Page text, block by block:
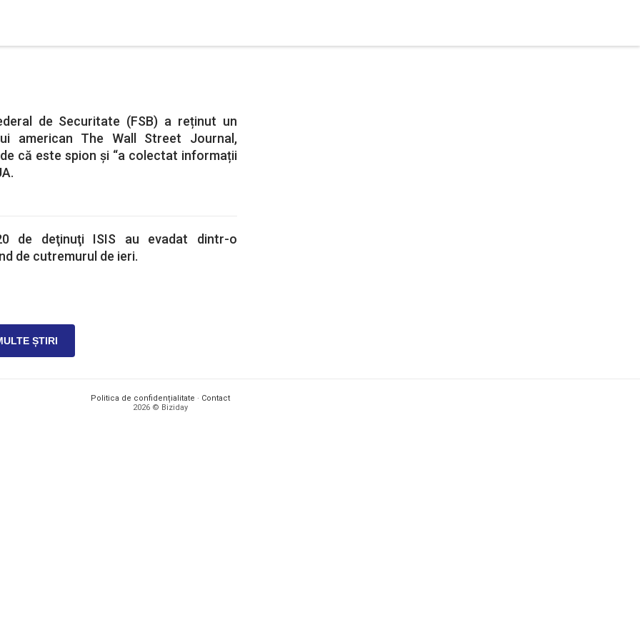
de Securitate (FSB) a reținut un
american The Wall Street Journal,
că este spion și “a colectat informații
de deţinuţi ISIS au evadat dintr-o
de cutremurul de ieri.
ȘTIRI
Politica de confidențialitate · Contact
2026 © Biziday